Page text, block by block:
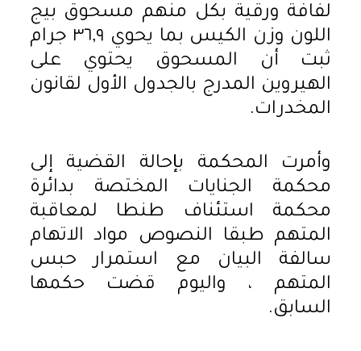
لفافة ورقية بكل منهم مسحوق بيج
اللون وزن الكيس بما يحوي ٣٦,٩ جرام
ثبت أن المسحوق يحتوي على
الهيروين المدرج بالجدول الأول لقانون
المخدرات.
وأمرت المحكمة بإحالة القضية إلى
محكمة الجنايات المختصة بدائرة
محكمة استئناف طنطا لمعاقبة
المتهم طبقا النصوص مواد الاتهام
سالفة البيان مع استمرار حبس
المتهم ، واليوم قضت حكمها
السابق.